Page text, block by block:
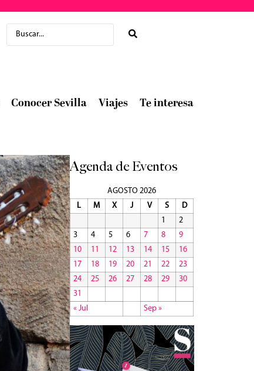
Conocer Sevilla Viajes Te interesa
Agenda de Eventos
AGOSTO 2026
L
M X J V S
D
1
2
3
4 5 6 7 8
9
10
11 12 13 14 15
16
17
18 19 20 21 22
23
24
25 26 27 28 29
30
31
« Jul
Sep »